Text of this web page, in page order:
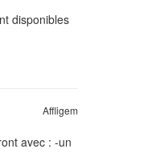
disponibles
Affligem
avec : -un